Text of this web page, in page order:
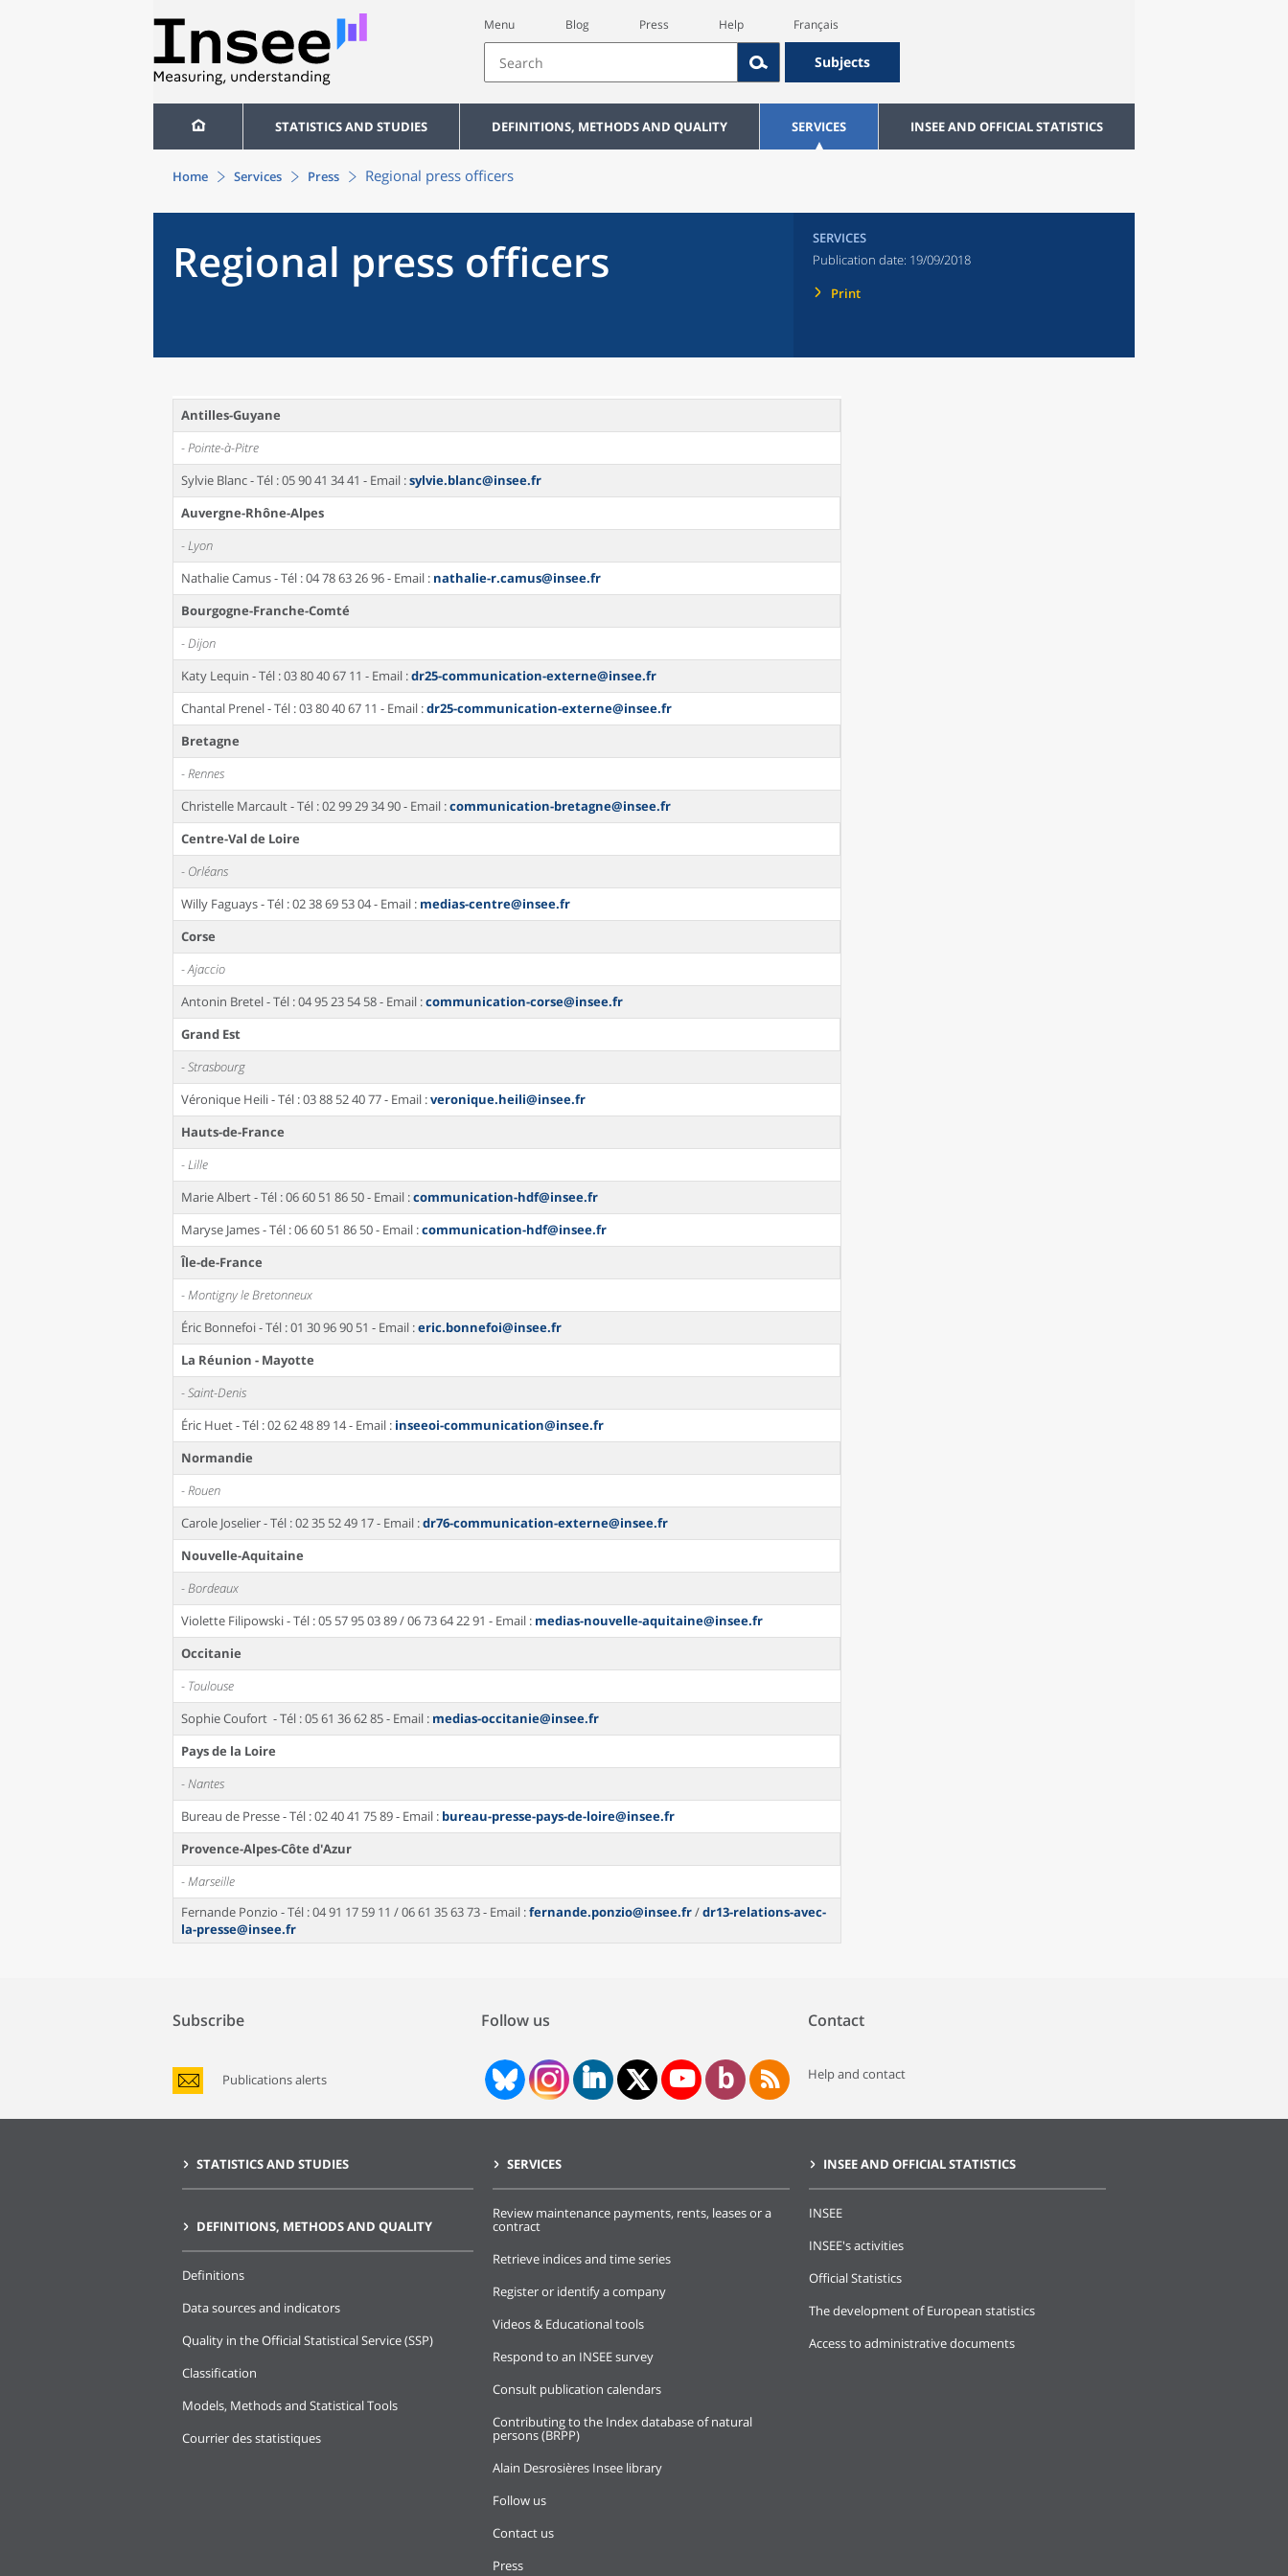
Menu Blog Press Help Français
Subjects
STATISTICS AND STUDIES DEFINITIONS, METHODS AND QUALITY SERVICES INSEE AND OFFICIAL STATISTICS
Home Services Press Regional press officers
Regional press officers
SERVICES
Publication date: 19/09/2018
Print
Antilles-Guyane
- Pointe-à-Pitre
Sylvie Blanc - Tél : 05 90 41 34 41 - Email :sylvie.blanc@insee.fr
Auvergne-Rhône-Alpes
- Lyon
Nathalie Camus - Tél : 04 78 63 26 96 - Email : nathalie-r.camus@insee.fr
Bourgogne-Franche-Comté
- Dijon
Katy Lequin - Tél : 03 80 40 67 11 - Email :dr25-communication-externe@insee.fr
Chantal Prenel - Tél : 03 80 40 67 11 - Email :dr25-communication-externe@insee.fr
Bretagne
- Rennes
Christelle Marcault - Tél : 02 99 29 34 90 - Email :communication-bretagne@insee.fr
Centre-Val de Loire
- Orléans
Willy Faguays - Tél : 02 38 69 53 04 - Email : medias-centre@insee.fr
Corse
- Ajaccio
Antonin Bretel - Tél : 04 95 23 54 58 - Email :communication-corse@insee.fr
Grand Est
- Strasbourg
Véronique Heili - Tél : 03 88 52 40 77 - Email :veronique.heili@insee.fr
Hauts-de-France
- Lille
Marie Albert - Tél : 06 60 51 86 50 - Email :communication-hdf@insee.fr
Maryse James - Tél : 06 60 51 86 50 - Email :communication-hdf@insee.fr
Île-de-France
- Montigny le Bretonneux
Éric Bonnefoi - Tél : 01 30 96 90 51 - Email :eric.bonnefoi@insee.fr
La Réunion - Mayotte
- Saint-Denis
Éric Huet - Tél : 02 62 48 89 14 - Email : inseeoi-communication@insee.fr
Normandie
- Rouen
Carole Joselier - Tél : 02 35 52 49 17 - Email :dr76-communication-externe@insee.fr
Nouvelle-Aquitaine
- Bordeaux
Violette Filipowski - Tél : 05 57 95 03 89 / 06 73 64 22 91 - Email : medias-nouvelle-aquitaine@insee.fr
Occitanie
- Toulouse
Sophie Coufort - Tél : 05 61 36 62 85 - Email : medias-occitanie@insee.fr
Pays de la Loire
- Nantes
Bureau de Presse - Tél : 02 40 41 75 89 - Email : bureau-presse-pays-de-loire@insee.fr
Provence-Alpes-Côte d'Azur
- Marseille
Fernande Ponzio - Tél : 04 91 17 59 11 / 06 61 35 63 73 - Email :fernande.ponzio@insee.fr/dr13-relations-avec-
la-presse@insee.fr
Subscribe
Publications alerts
Follow us Contact
Help and contact
STATISTICS AND STUDIES
DEFINITIONS, METHODS AND QUALITY
Definitions
Data sources and indicators
Quality in the Official Statistical Service (SSP)
Classification
Models, Methods and Statistical Tools
Courrier des statistiques
SERVICES
Review maintenance payments, rents, leases or a
contract
Retrieve indices and time series
Register or identify a company
Videos & Educational tools
Respond to an INSEE survey
Consult publication calendars
Contributing to the Index database of natural
persons (BRPP)
Alain Desrosières Insee library
Follow us
Contact us
Press
INSEE AND OFFICIAL STATISTICS
INSEE
INSEE's activities
Official Statistics
The development of European statistics
Access to administrative documents